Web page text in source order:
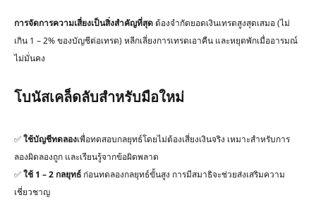
การจัดการความเสี่ยงเป็นสิ่งสำคัญที่สุดต้องจำกัดยอดเงินเทรดสูงสุดเสมอ (ไม่
เกิน 1 – 2% ของบัญชีต่อเทรด) หลีกเลี่ยงการเทรดเอาคืน และหยุดพักเมื่ออารมณ์
ไม่มั่นคง
โบนัสเคล็ดลับสำหรับมือใหม่
✅ใช้บัญชีทดลองเพื่อทดสอบกลยุทธ์โดยไม่ต้องเสี่ยงเงินจริง เหมาะสำหรับการ
ลองผิดลองถูก และเรียนรู้จากข้อผิดพลาด
✅ใช้ 1 – 2กลยุทธ์ ก่อนทดลองกลยุทธ์ขั้นสูง การมีสมาธิจะช่วยส่งเสริมความ
เชี่ยวชาญ